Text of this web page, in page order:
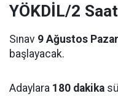
YÖKDİL/2
Sınav 9 Ağustos
başlayacak.
Adaylara 180 dakika